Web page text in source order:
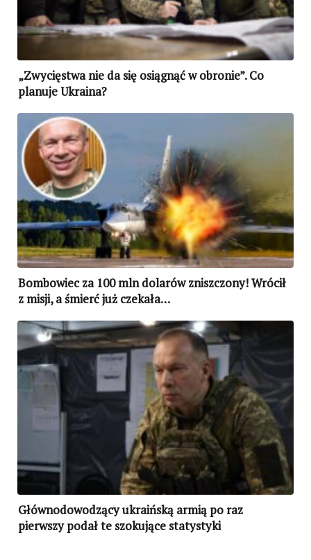
„Zwycięstwa nie da się osiągnąć w obronie”. Co
planuje Ukraina?
Bombowiec za 100 mln dolarów zniszczony! Wrócił
z misji, a śmierć już czekała…
Głównodowodzący ukraińską armią po raz
pierwszy podał te szokujące statystyki